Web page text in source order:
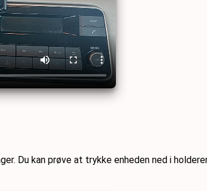
Du kan prøve at trykke enheden ned i